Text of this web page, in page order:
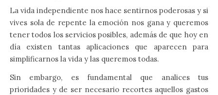
La vida independiente nos hace sentirnos poderosas y si
vives sola de repente la emoción nos gana y queremos
tener todos los servicios posibles, además de que hoy en
día existen tantas aplicaciones que aparecen para
simplificarnos la vida y las queremos todas.
Sin embargo, es fundamental que analices tus
prioridades y de ser necesario recortes aquellos gastos